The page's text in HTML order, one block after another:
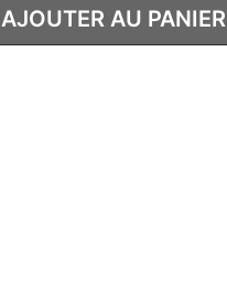
AJOUTER AU PANIER